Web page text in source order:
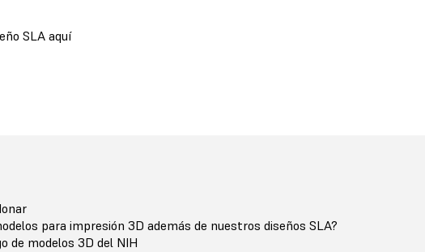
SLA aquí
para impresión 3D además de nuestros diseños SLA?
de modelos 3D del NIH